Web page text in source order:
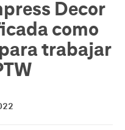
Decor
como
trabajar